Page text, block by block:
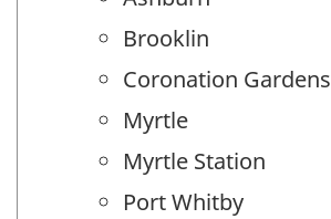
Brooklin
Coronation Gardens
Myrtle
Myrtle Station
Port Whitby